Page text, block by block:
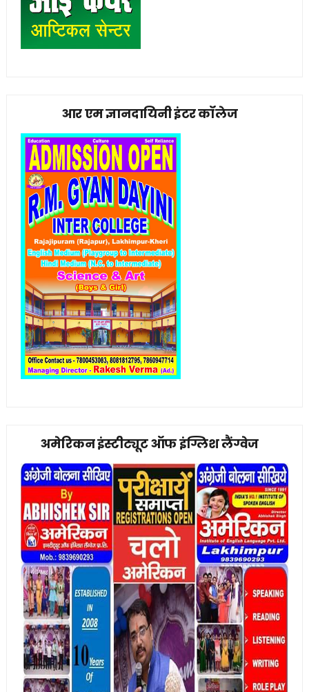
आर एम ज्ञानदायिनी इंटर कॉलेज
अमेरिकन इंस्टीट्यूट ऑफ इंग्लिश लैंग्वेज